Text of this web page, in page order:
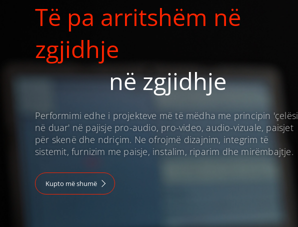
Të pa arritshëm në
zgjidhje
në zgjidhje
Performimi edhe i projekteve më të mëdha me principin 'çelësi
në duar' në pajisje pro-audio, pro-video, audio-vizuale, paisjet
për skenë dhe ndriçim. Ne ofrojmë dizajnim, integrim të
sistemit, furnizim me paisje, instalim, riparim dhe mirëmbajtje.
Kupto më shumë